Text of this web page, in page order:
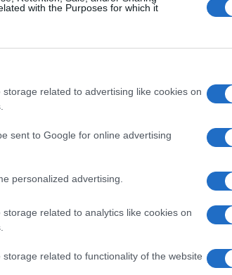
with the Purposes for which it
related to advertising like cookies on
sent to Google for online advertising
personalized advertising.
related to analytics like cookies on
related to functionality of the website